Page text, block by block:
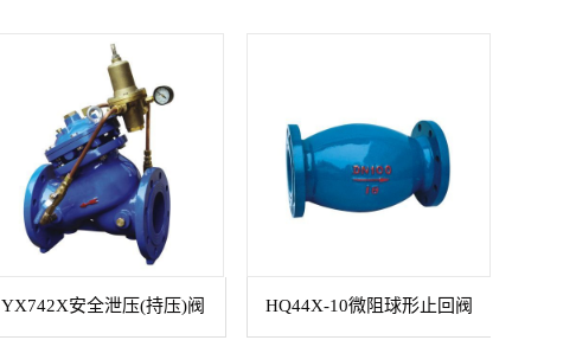
YX742X安全泄压(持压)阀 HQ44X-10微阻球形止回阀